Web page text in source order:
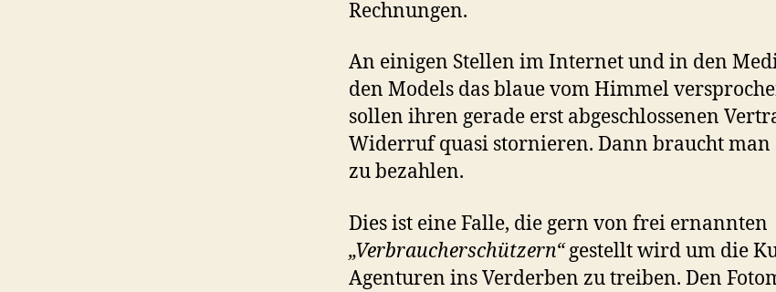
Rechnungen.
An einigen Stellen im Internet und in den
den Models das blaue vom Himmel
sollen ihren gerade erst abgeschlossenen
Widerruf quasi stornieren. Dann braucht man
zu bezahlen.
Dies ist eine Falle, die gern von frei ernannten
„Verbraucherschützern“gestellt wird um die
Agenturen ins Verderben zu treiben. Den